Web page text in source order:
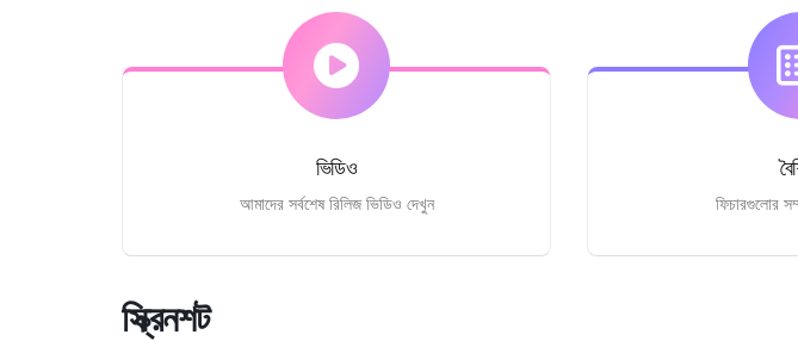
ভিডিও
আমাদের সর্বশেষ রিলিজ ভিডিও দেখুন ফিচারগুলোর
স্ক্রিনশট